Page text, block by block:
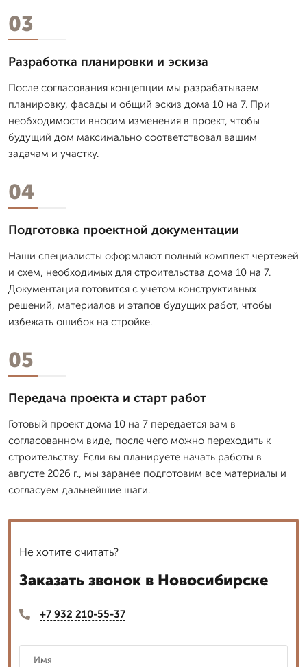
03
Разработка планировки и эскиза
После согласования концепции мы разрабатываем
планировку, фасады и общий эскиз дома 10 на 7. При
необходимости вносим изменения в проект, чтобы
будущий дом максимально соответствовал вашим
задачам и участку.
04
Подготовка проектной документации
Наши специалисты оформляют полный комплект чертежей
и схем, необходимых для строительства дома 10 на 7.
Документация готовится с учетом конструктивных
решений, материалов и этапов будущих работ, чтобы
избежать ошибок на стройке.
05
Передача проекта и старт работ
Готовый проект дома 10 на 7 передается вам в
согласованном виде, после чего можно переходить к
строительству. Если вы планируете начать работы в
августе 2026 г., мы заранее подготовим все материалы и
согласуем дальнейшие шаги.
Не хотите считать?
Заказать звонок в Новосибирске
+7 932 210-55-37